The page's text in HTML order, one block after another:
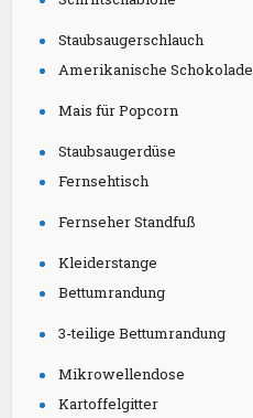
Staubsaugerschlauch
Amerikanische Schokolade
Mais für Popcorn
Staubsaugerdüse
Fernsehtisch
Fernseher Standfuß
Kleiderstange
Bettumrandung
3-teilige Bettumrandung
Mikrowellendose
Kartoffelgitter